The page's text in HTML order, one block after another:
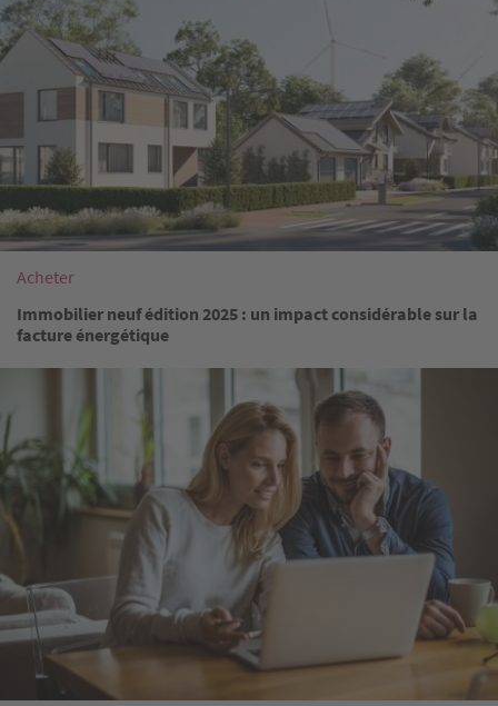
Acheter
Immobilier neuf édition 2025 : un impact considérable sur la
facture énergétique